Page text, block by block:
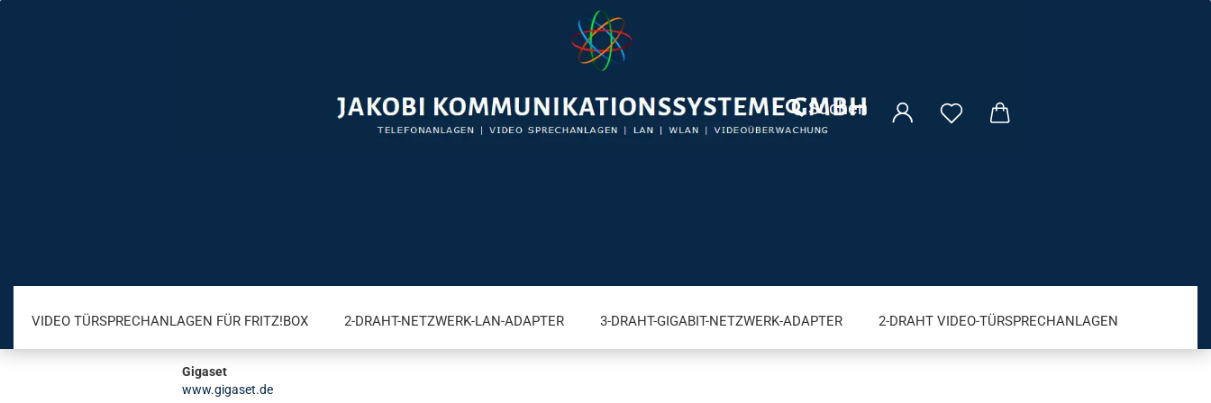
Suchen
VIDEO TÜRSPRECHANLAGEN FÜR FRITZ!BOX 2-DRAHT-NETZWERK-LAN-ADAPTER 3-DRAHT-GIGABIT-NETZWERK-ADAPTER 2-DRAHT VIDEO-TÜRSPRECHANLAGEN
A/B TÜRSPRECHANLAGEN IP TÜRSPRECHANLAGEN
Gigaset
www.gigaset.de